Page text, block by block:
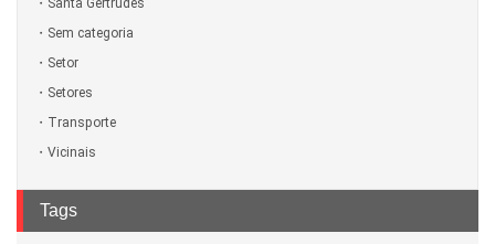
Santa Gertrudes
Sem categoria
Setor
Setores
Transporte
Vicinais
Tags